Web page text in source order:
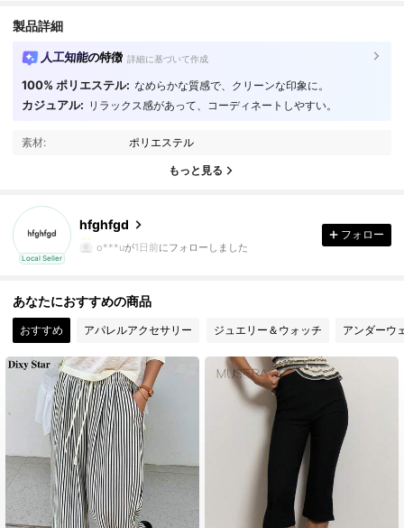
製品詳細
人工知能の特徴 詳細に基づいて作成
100% ポリエステル: なめらかな質感で、クリーンな印象に。
カジュアル: リラックス感があって、コーディネートしやすい。
素材: ポリエステル
もっと見る
Local Seller
hfghfgd
5.00
1 フォロワー
o***uが1日前にフォローしました
フォロー
あなたにおすすめの商品
おすすめ アパレルアクセサリー ジュエリー＆ウォッチ アンダーウ